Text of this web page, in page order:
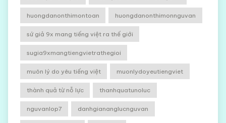
huongdanonthimontoan huongdanonthimonnguvan
sứ giả 9x mang tiếng việt ra thế giới
sugia9xmangtiengvietrathegioi
muôn lý do yêu tiếng việt muonlydoyeutiengviet
thành quả từ nỗ lực thanhquatunoluc
nguvanlop7 danhgiananglucnguvan